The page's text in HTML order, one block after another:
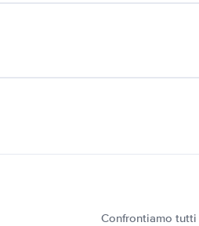
Confrontiamo